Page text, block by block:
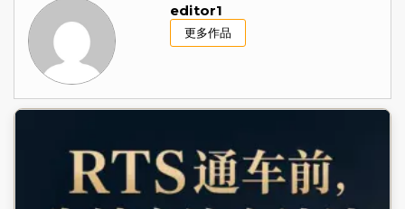
editor1
更多作品